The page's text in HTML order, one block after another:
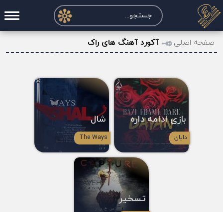
صفحه اصلی
نت و تبلچر
تماس با ما
حساب کاربری
صفحه اصلی آکورد آهنگ های راک
بازی ادامه داره
دایان
شال
The Ways
تسخیر